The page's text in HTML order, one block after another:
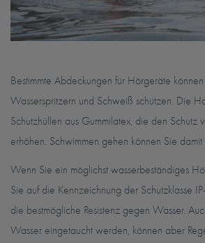
Bestimmte Abdeckungen für Hörgeräte
Wasserspritzern und Schweiß schützen. Die
Schutzhüllen aus Gummilatex, die den Schutz
erhöhen. Schwimmen gehen können Sie damit
Wenn Sie ein möglichst wasserbeständiges
Sie auf die Kennzeichnung der Schutzklasse
die bestmögliche Resistenz gegen Wasser.
Wasser eingetaucht werden, können aber